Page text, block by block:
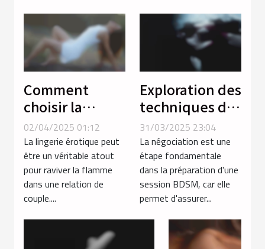
Comment
choisir la
lingerie
érotique idéale
pour
dynamiser la
relation de
couple
02/04/2025 01:12
La lingerie érotique peut
être un véritable atout
pour raviver la flamme
dans une relation de
couple....
Exploration des
techniques de
négociation
avant une
session BDSM
31/03/2025 23:04
La négociation est une
étape fondamentale
dans la préparation d'une
session BDSM, car elle
permet d'assurer...